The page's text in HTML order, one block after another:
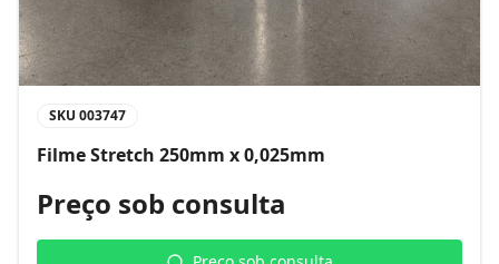
SKU 003747
Filme Stretch 250mm x 0,025mm
Preço sob consulta